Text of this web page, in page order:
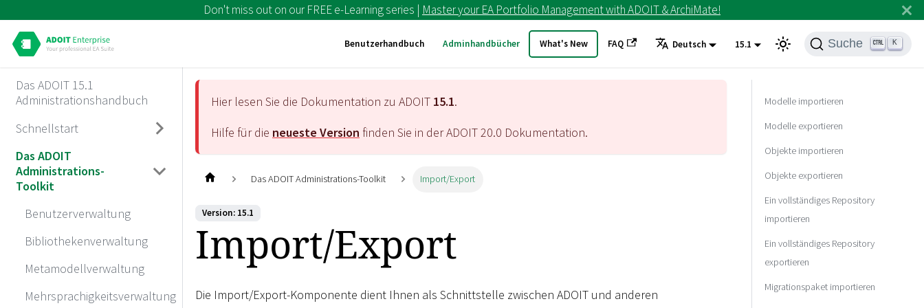
Don't miss out on our FREE e-Learning series | Master your EA Portfolio Management with ADOIT & ArchiMate!
Benutzerhandbuch Adminhandbücher What's New FAQ Deutsch 15.1 Suche K
Das ADOIT 15.1
Administrationshandbuch
Schnellstart
Das ADOIT
Administrations-
Toolkit
Benutzerverwaltung
Bibliothekenverwaltung
Metamodellverwaltung
Mehrsprachigkeitsverwaltung
Hier lesen Sie die Dokumentation zu ADOIT 15.1.
Hilfe für die neueste Version finden Sie in der ADOIT20.0 Dokumentation.
Das ADOIT Administrations-Toolkit Import/Export
Version: 15.1
Import/Export
Die Import/Export-Komponente dient Ihnen als Schnittstelle zwischen ADOIT und anderen
Modelle importieren
Modelle exportieren
Objekte importieren
Objekte exportieren
Ein vollständiges Repository
importieren
Ein vollständiges Repository
exportieren
Migrationspaket importieren